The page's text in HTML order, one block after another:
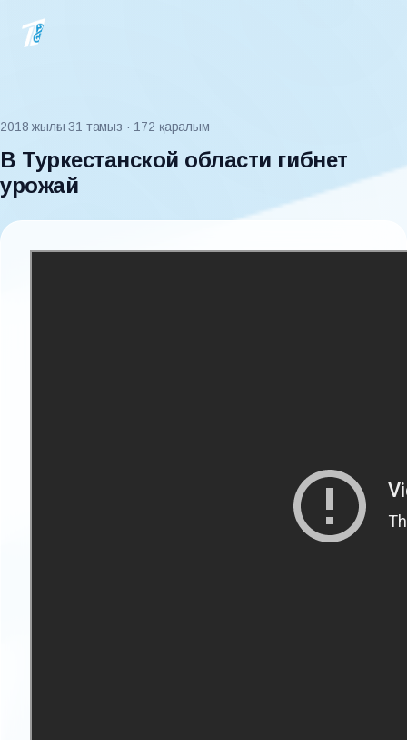
2018 жылғы 31 тамыз · 172 қаралым
В Туркестанской области гибнет
урожай